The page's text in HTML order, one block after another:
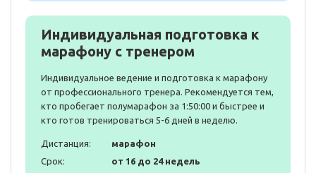
Индивидуальная подготовка к
марафону с тренером
Индивидуальное ведение и подготовка к марафону
от профессионального тренера. Рекомендуется тем,
кто пробегает полумарафон за 1:50:00 и быстрее и
кто готов тренироваться 5-6 дней в неделю.
Дистанция:
марафон
Срок:
от 16 до 24 недель